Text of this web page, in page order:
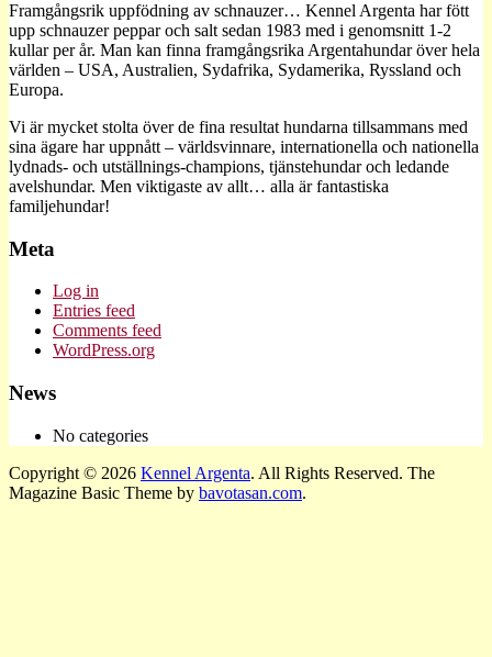
Framgångsrik uppfödning av schnauzer… Kennel Argenta har fött
upp schnauzer peppar och salt sedan 1983 med i genomsnitt 1-2
kullar per år. Man kan finna framgångsrika Argentahundar över hela
världen – USA, Australien, Sydafrika, Sydamerika, Ryssland och
Europa.
Vi är mycket stolta över de fina resultat hundarna tillsammans med
sina ägare har uppnått – världsvinnare, internationella och nationella
lydnads- och utställnings-champions, tjänstehundar och ledande
avelshundar. Men viktigaste av allt… alla är fantastiska
familjehundar!
Meta
Log in
Entries feed
Comments feed
WordPress.org
News
No categories
Copyright © 2026 Kennel Argenta. All Rights Reserved. The
Magazine Basic Theme by bavotasan.com.